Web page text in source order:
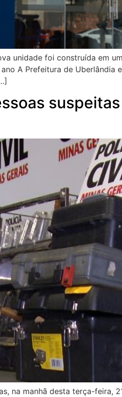
unidade foi construída em
A Prefeitura de
na manhã desta terça-feira,